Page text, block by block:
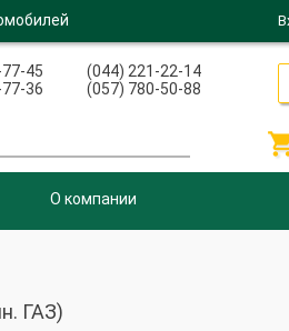
45
36
(044) 221-22-14
(057) 780-50-88
О компании
ГАЗ)